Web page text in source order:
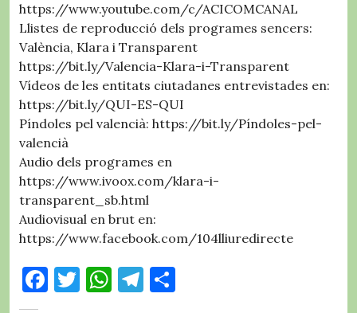
https://www.youtube.com/c/ACICOMCANAL
Llistes de reproducció dels programes sencers:
València, Klara i Transparent
https://bit.ly/Valencia-Klara-i-Transparent
Vídeos de les entitats ciutadanes entrevistades en:
https://bit.ly/QUI-ES-QUI
Píndoles pel valencià: https://bit.ly/Píndoles-pel-
valencià
Audio dels programes en
https://www.ivoox.com/klara-i-
transparent_sb.html
Audiovisual en brut en:
https://www.facebook.com/104lliuredirecte
F T W T